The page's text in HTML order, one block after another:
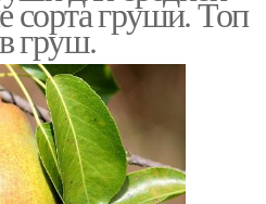
груши. Топ
груш.